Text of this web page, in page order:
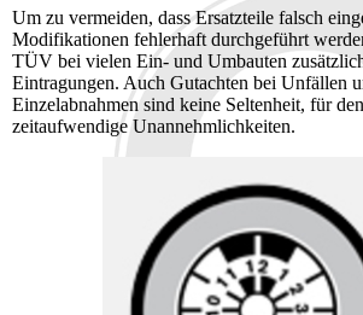
Um zu vermeiden, dass Ersatzteile falsch
Modifikationen fehlerhaft durchgeführt
TÜV bei vielen Ein- und Umbauten
Eintragungen. Auch Gutachten bei Unfällen
Einzelabnahmen sind keine Seltenheit, für
zeitaufwendige Unannehmlichkeiten.